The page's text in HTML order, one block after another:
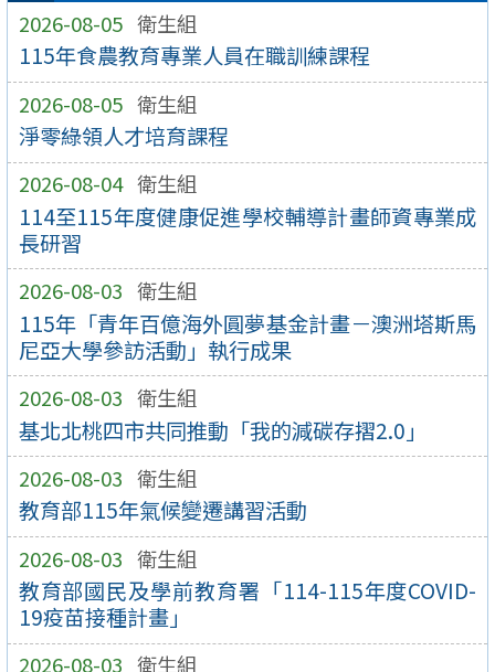
2026-08-05 衛生組
115年食農教育專業人員在職訓練課程
2026-08-05 衛生組
淨零綠領人才培育課程
2026-08-04 衛生組
114至115年度健康促進學校輔導計畫師資專業成
長研習
2026-08-03 衛生組
115年「青年百億海外圓夢基金計畫－澳洲塔斯馬
尼亞大學參訪活動」執行成果
2026-08-03 衛生組
基北北桃四市共同推動「我的減碳存摺2.0」
2026-08-03 衛生組
教育部115年氣候變遷講習活動
2026-08-03 衛生組
教育部國民及學前教育署「114-115年度COVID-
19疫苗接種計畫」
2026-08-03 衛生組